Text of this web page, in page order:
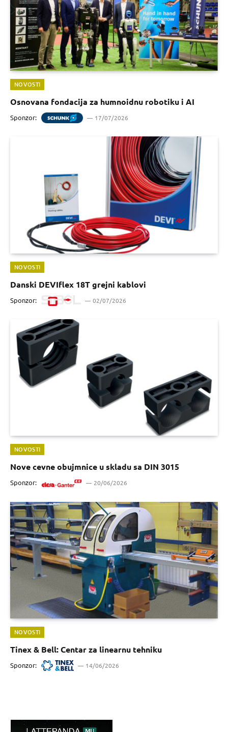
NOVOSTI
Osnovana fondacija za humnoidnu robotiku i AI
Sponzor: 17/07/2026
NOVOSTI
Danski DEVIflex 18T grejni kablovi
Sponzor: 02/07/2026
NOVOSTI
Nove cevne obujmnice u skladu sa DIN 3015
Sponzor: 20/06/2026
NOVOSTI
Tinex & Bell: Centar za linearnu tehniku
Sponzor: 14/06/2026